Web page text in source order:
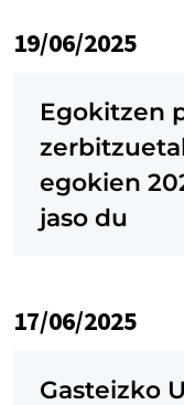
19/06/2025
Egokitzen
egokien
jaso du
17/06/2025
Gasteizko